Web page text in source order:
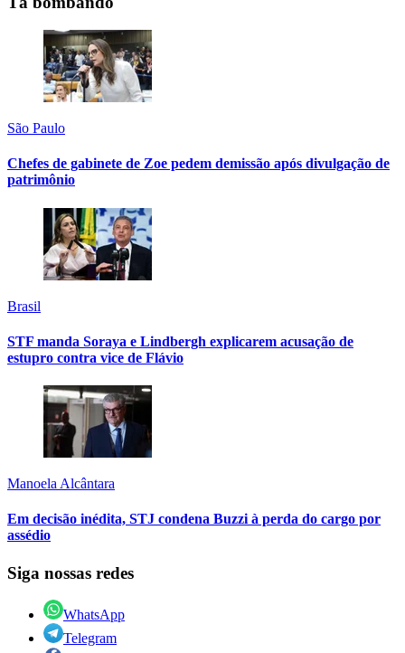
São Paulo
Chefes de gabinete de Zoe pedem demissão após divulgação de
patrimônio
Brasil
STF manda Soraya e Lindbergh explicarem acusação de
estupro contra vice de Flávio
Manoela Alcântara
Em decisão inédita, STJ condena Buzzi à perda do cargo por
assédio
Siga nossas redes
WhatsApp
Telegram